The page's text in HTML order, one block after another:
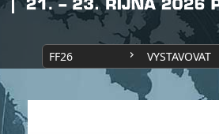
FF26 VYSTAVOVAT